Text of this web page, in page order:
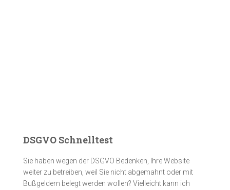
DSGVO Schnelltest
Sie haben wegen der DSGVO Bedenken, Ihre Website
weiter zu betreiben, weil Sie nicht abgemahnt oder mit
Bußgeldern belegt werden wollen? Vielleicht kann ich